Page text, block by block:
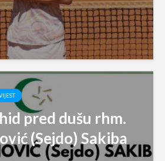
pred dušu rhm.
(Sejdo) Sakiba